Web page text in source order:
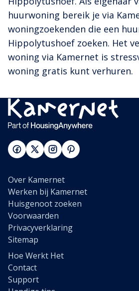
huurwoning bereik je via
woningzoekenden die een
Hippolytushoef zoeken. Het
woning via Kamernet is
woning gratis kunt verhuren.
Over Kamernet
Werken bij Kamernet
Huisgenoot zoeken
Voorwaarden
Privacyverklaring
Sitemap
Hoe Werkt Het
Contact
Support